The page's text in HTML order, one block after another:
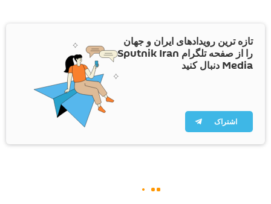
تازه ترین رویدادهای ایران و جهان
را از صفحه تلگرام Sputnik Iran
Media دنبال کنید
اشتراک